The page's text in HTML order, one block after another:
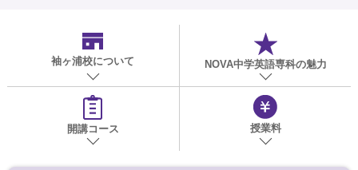
袖ヶ浦校について NOVA中学英語専科の魅力
開講コース 授業料